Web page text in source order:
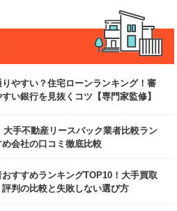
やすい？住宅ローンランキング！審
い銀行を見抜くコツ【専門家監修】
大手不動産リースバック業者比較ラン
会社の口コミ徹底比較
すすめランキングTOP10！大手買取
判の比較と失敗しない選び方